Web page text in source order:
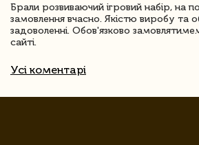
Брали розвиваючий ігровий набір, на
замовлення вчасно. Якістю виробу та
задоволенні. Обов'язково
сайті.
Усі коментарі